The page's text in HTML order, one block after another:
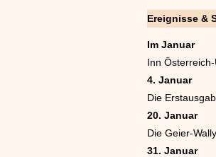
Ereignisse &
Im Januar
Inn
4. Januar
Die
20. Januar
Die Geier-
31. Januar